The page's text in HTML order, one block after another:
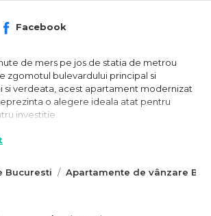
Bucuresti Apartamente de vânzare
Facebook
de mers pe jos de statia de metrou
zgomotul bulevardului principal si
si verdeata, acest apartament modernizat
o alegere ideala atat pentru
investitie.
unui bloc de 4 niveluri, edificat in 1960,